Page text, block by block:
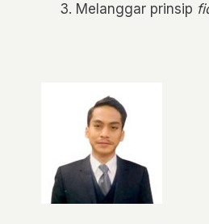
Melanggar prinsip